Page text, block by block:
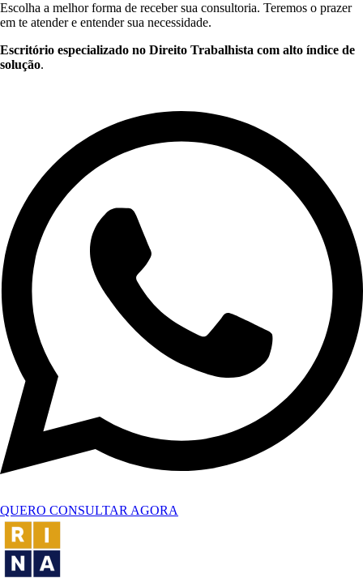
Escolha a melhor forma de receber sua consultoria. Teremos o prazer
em te atender e entender sua necessidade.
Escritório especializado no Direito Trabalhista com alto índice de
solução.
QUERO CONSULTAR AGORA